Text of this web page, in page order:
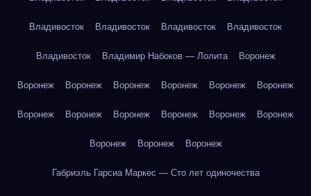
Владивосток Владивосток Владивосток Владивосток
Владивосток Владимир Набоков — Лолита Воронеж
Воронеж Воронеж Воронеж Воронеж Воронеж Воронеж
Воронеж Воронеж Воронеж Воронеж Воронеж Воронеж
Воронеж Воронеж Воронеж
Габриэль Гарсиа Маркес — Сто лет одиночества